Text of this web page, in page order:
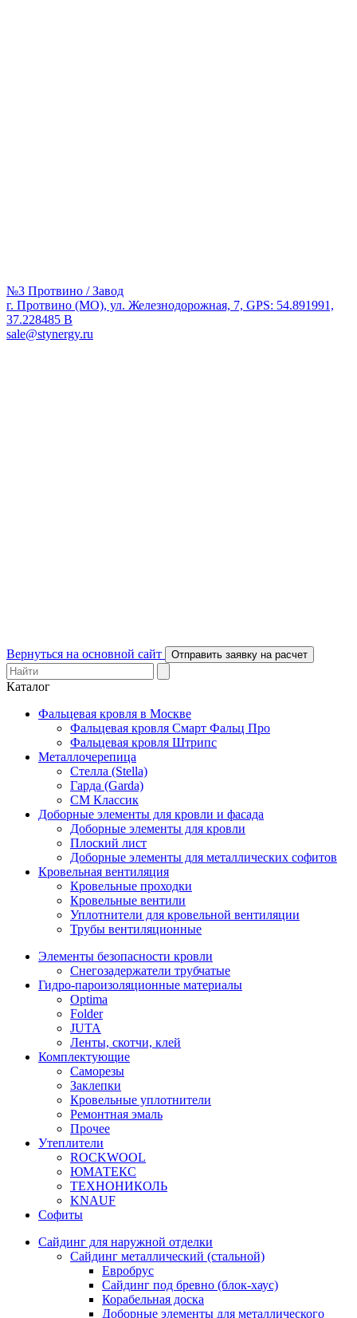
№3 Протвино / Завод
г. Протвино (МО), ул. Железнодорожная, 7, GPS: 54.891991,
37.228485 В
sale@stynergy.ru
Вернуться на основной сайт Отправить заявку на расчет
Каталог
Фальцевая кровля в Москве
Фальцевая кровля Смарт Фальц Про
Фальцевая кровля Штрипс
Металлочерепица
Стелла (Stella)
Гарда (Garda)
СМ Классик
Доборные элементы для кровли и фасада
Доборные элементы для кровли
Плоский лист
Доборные элементы для металлических софитов
Кровельная вентиляция
Кровельные проходки
Кровельные вентили
Уплотнители для кровельной вентиляции
Трубы вентиляционные
Элементы безопасности кровли
Снегозадержатели трубчатые
Гидро-пароизоляционные материалы
Optima
Folder
JUTA
Ленты, скотчи, клей
Комплектующие
Саморезы
Заклепки
Кровельные уплотнители
Ремонтная эмаль
Прочее
Утеплители
ROCKWOOL
ЮМАТЕКС
ТЕХНОНИКОЛЬ
KNAUF
Софиты
Сайдинг для наружной отделки
Сайдинг металлический (стальной)
Евробрус
Сайдинг под бревно (блок-хаус)
Корабельная доска
Доборные элементы для металлического